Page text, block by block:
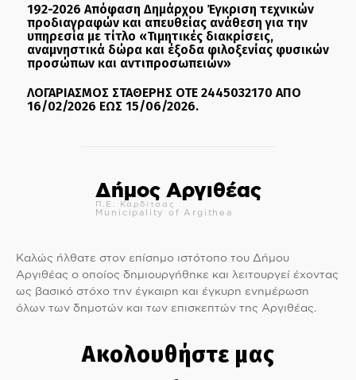
192-2026 Απόφαση Δημάρχου Έγκριση τεχνικών
προδιαγραφών και απευθείας ανάθεση για την
υπηρεσία με τίτλο «Τιμητικές διακρίσεις,
αναμνηστικά δώρα και έξοδα φιλοξενίας φυσικών
προσώπων και αντιπροσωπειών»
ΛΟΓΑΡΙΑΣΜΟΣ ΣΤΑΘΕΡΗΣ ΟΤΕ 2445032170 ΑΠΟ
16/02/2026 ΕΩΣ 15/06/2026.
Δήμος Αργιθέας
Π.Ε. Καρδίτσας
Municipality of Argithea
Καλώς ήλθατε στον επίσημο ιστότοπο του Δήμου
Αργιθέας ο οποίος δημιουργήθηκε και λειτουργεί έχοντας
ως βασικό στόχο την έγκαιρη και έγκυρη ενημέρωση
όλων των δημοτών και των επισκεπτών της Αργιθέας.
Ακολουθήστε μας